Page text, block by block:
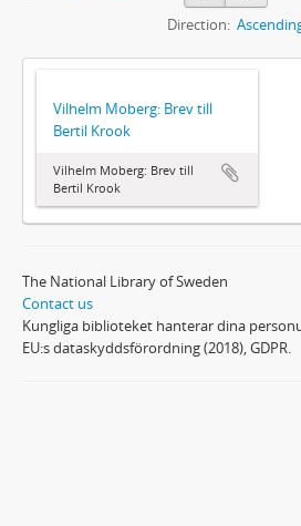
Direction:
Vilhelm Moberg: Brev till
Bertil Krook
Vilhelm Moberg: Brev till
Bertil Krook
The National Library of Sweden
Contact us
Kungliga biblioteket hanterar dina
EU:s dataskyddsförordning (2018), GDPR.